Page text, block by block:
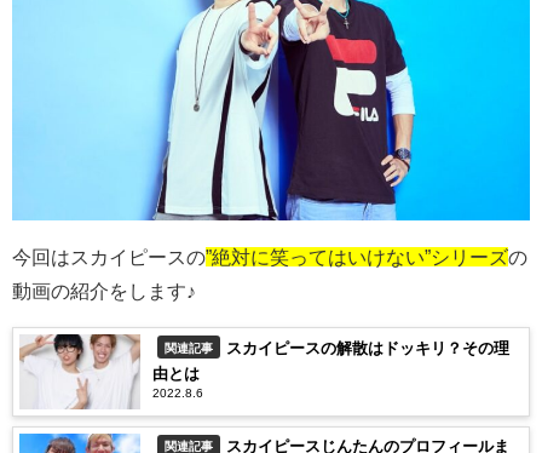
今回はスカイピースの”絶対に笑ってはいけない”シリーズの
動画の紹介をします♪
関連記事
スカイピースの解散はドッキリ？その理
由とは
2022.8.6
関連記事
スカイピースじんたんのプロフィールま